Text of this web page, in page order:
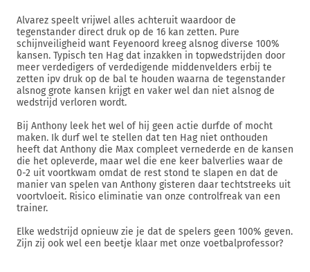
Alvarez speelt vrijwel alles achteruit waardoor de
tegenstander direct druk op de 16 kan zetten. Pure
schijnveiligheid want Feyenoord kreeg alsnog diverse 100%
kansen. Typisch ten Hag dat inzakken in topwedstrijden door
meer verdedigers of verdedigende middenvelders erbij te
zetten ipv druk op de bal te houden waarna de tegenstander
alsnog grote kansen krijgt en vaker wel dan niet alsnog de
wedstrijd verloren wordt.
Bij Anthony leek het wel of hij geen actie durfde of mocht
maken. Ik durf wel te stellen dat ten Hag niet onthouden
heeft dat Anthony die Max compleet vernederde en de kansen
die het opleverde, maar wel die ene keer balverlies waar de
0-2 uit voortkwam omdat de rest stond te slapen en dat de
manier van spelen van Anthony gisteren daar techtstreeks uit
voortvloeit. Risico eliminatie van onze controlfreak van een
trainer.
Elke wedstrijd opnieuw zie je dat de spelers geen 100% geven.
Zijn zij ook wel een beetje klaar met onze voetbalprofessor?